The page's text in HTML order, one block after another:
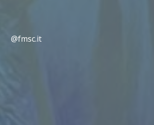
@fmsc.it